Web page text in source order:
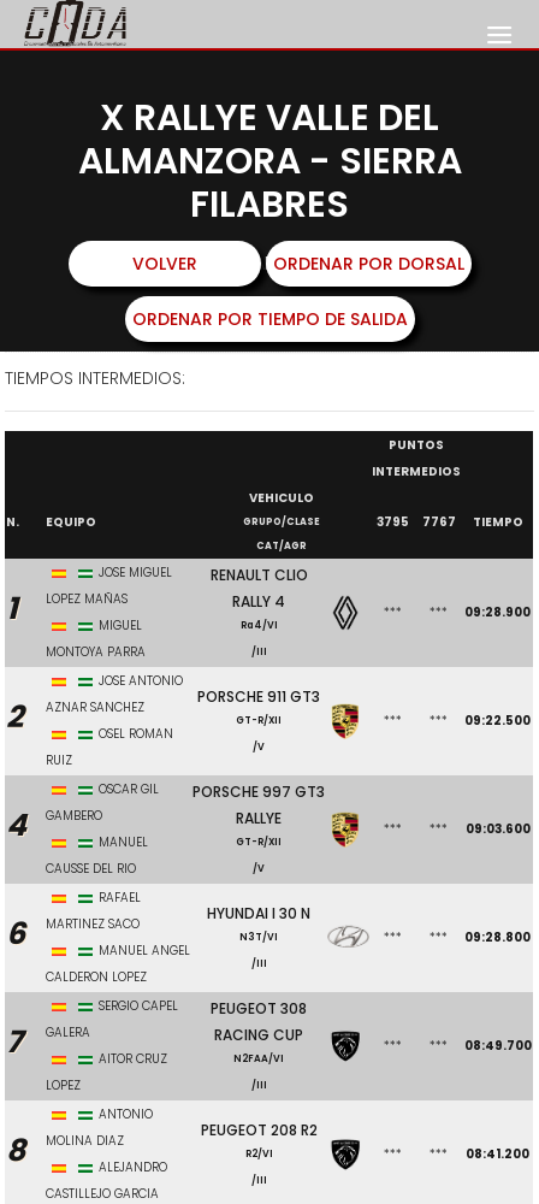
X RALLYE VALLE DEL
ALMANZORA - SIERRA
FILABRES
8 Y 9 DE MARZO DE 2024
VOLVER ORDENAR POR DORSAL
ORDENAR POR TIEMPO DE SALIDA
TIEMPOS INTERMEDIOS:
PUNTOS
INTERMEDIOS
N. EQUIPO
VEHICULO
GRUPO/CLASE
CAT/AGR
3795 7767 TIEMPO
1
JOSE MIGUEL
LOPEZ MAÑAS
MIGUEL
MONTOYA PARRA
RENAULT CLIO
RALLY 4
Ra4/VI
/III
*** *** 09:28.900
2
JOSE ANTONIO
AZNAR SANCHEZ
OSEL ROMAN
RUIZ
PORSCHE 911 GT3
GT-R/XII
/V
*** *** 09:22.500
4
OSCAR GIL
GAMBERO
MANUEL
CAUSSE DEL RIO
PORSCHE 997 GT3
RALLYE
GT-R/XII
/V
*** *** 09:03.600
6
RAFAEL
MARTINEZ SACO
MANUEL ANGEL
CALDERON LOPEZ
HYUNDAI I 30 N
N3T/VI
/III
*** *** 09:28.800
7
SERGIO CAPEL
GALERA
AITOR CRUZ
LOPEZ
PEUGEOT 308
RACING CUP
N2FAA/VI
/III
*** *** 08:49.700
8
ANTONIO
MOLINA DIAZ
ALEJANDRO
CASTILLEJO GARCIA
PEUGEOT 208 R2
R2/VI
/III
*** *** 08:41.200